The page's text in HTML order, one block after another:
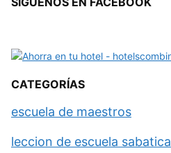
CATEGORÍAS
escuela de maestros
leccion de escuela sabatica